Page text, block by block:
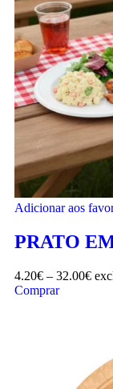
Adicionar aos
PRATO
4.20€ – 32.00€
Comprar